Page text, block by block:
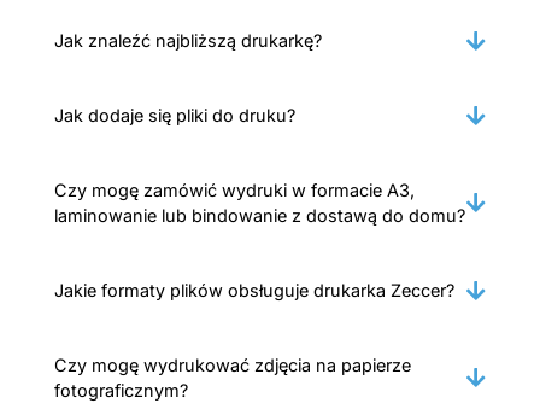
Jak znaleźć najbliższą drukarkę?
Jak dodaje się pliki do druku?
Czy mogę zamówić wydruki w formacie A3,
laminowanie lub bindowanie z dostawą do domu?
Jakie formaty plików obsługuje drukarka Zeccer?
Czy mogę wydrukować zdjęcia na papierze
fotograficznym?